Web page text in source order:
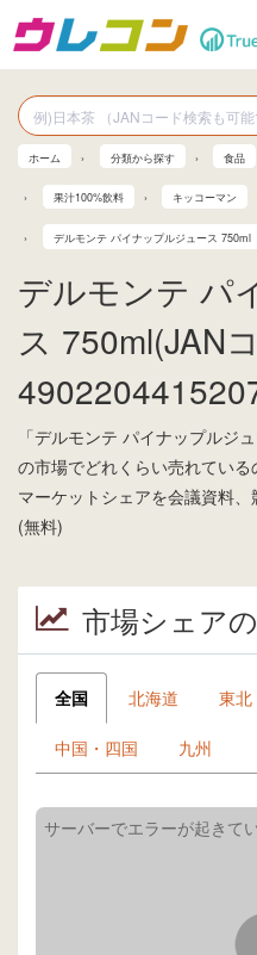
ホーム 分類から探す 食品
果汁100%飲料 キッコーマン
デルモンテ パイナップルジュース 750ml
デルモンテ パ
ス 750ml(JAN
「デルモンテ パイナップルジ
の市場でどれくらい売れてい
マーケットシェアを会議資料
(無料)
市場シェア
全国 北海道 東北
中国・四国 九州